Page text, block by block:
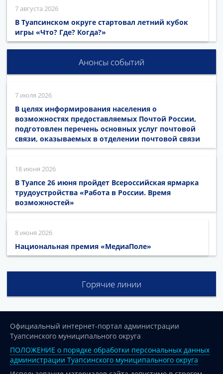
7 августа 2026
В Туапсинском округе стартовал летний кубок
игры «Что? Где? Когда?»
Анонсы событий
7 июля 2026
В целях информирования населения о
возможностях предоставляемых Почтой России,
подготовлен перечень основных услуг почтовой
связи, оказываемых в отделении почтовой связи
18 июня 2026
В Туапсе 26 июня пройдет Всероссийская ярмарка
трудоустройства «Работа в России. Время
возможностей»
8 июня 2026
Национальная премия «МедиаПоле»
Горячие линии
Официальный интернет-портал администрации
Туапсинского муниципального округа
ПОЛОЖЕНИЕ о порядке обработки персональных данных
администрации Туапсинского муниципального округа